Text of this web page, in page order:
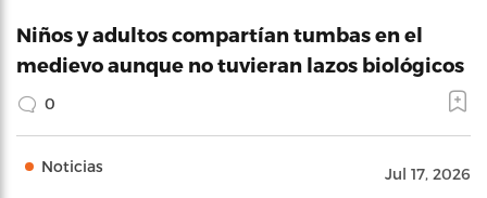
Niños y adultos compartían tumbas en el
medievo aunque no tuvieran lazos biológicos
0
Noticias Jul 17, 2026